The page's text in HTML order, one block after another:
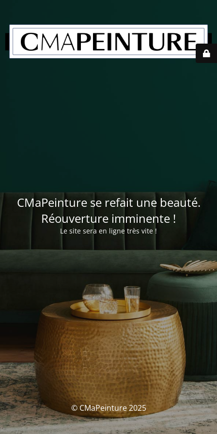
CMaPeinture se refait une beauté.
Réouverture imminente !
Le site sera en ligne très vite !
© CMaPeinture 2025